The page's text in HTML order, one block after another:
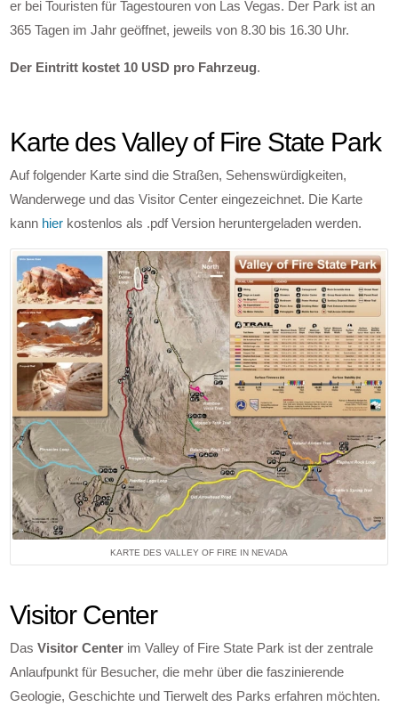
er bei Touristen für Tagestouren von Las Vegas. Der Park ist an
365 Tagen im Jahr geöffnet, jeweils von 8.30 bis 16.30 Uhr.
Der Eintritt kostet 10 USD pro Fahrzeug.
Karte des Valley of Fire State Park
Auf folgender Karte sind die Straßen, Sehenswürdigkeiten,
Wanderwege und das Visitor Center eingezeichnet. Die Karte
kann hier kostenlos als .pdf Version heruntergeladen werden.
KARTE DES VALLEY OF FIRE IN NEVADA
Visitor Center
DasVisitor Center im Valley of Fire State Park ist der zentrale
Anlaufpunkt für Besucher, die mehr über die faszinierende
Geologie, Geschichte und Tierwelt des Parks erfahren möchten.